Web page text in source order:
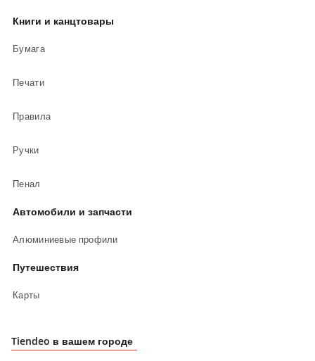
Книги и канцтовары
Бумага
Печати
Правила
Ручки
Пенал
Автомобили и запчасти
Алюминиевые профили
Путешествия
Карты
Tiendeo в вашем городе